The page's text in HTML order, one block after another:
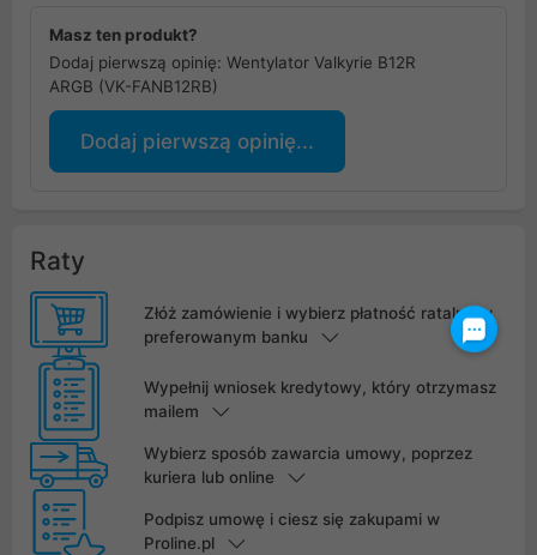
Masz ten produkt?
Dodaj pierwszą opinię: Wentylator Valkyrie B12R
ARGB (VK-FANB12RB)
Dodaj pierwszą opinię...
Raty
Złóż zamówienie i wybierz płatność ratalną w
preferowanym banku
Wypełnij wniosek kredytowy, który otrzymasz
mailem
Wybierz sposób zawarcia umowy, poprzez
kuriera lub online
Podpisz umowę i ciesz się zakupami w
Proline.pl